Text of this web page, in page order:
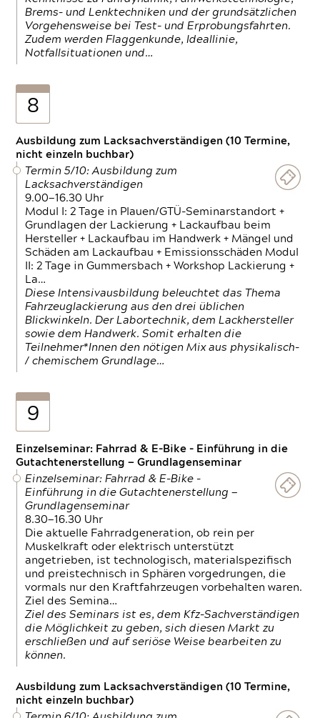
Brems- und Lenktechniken und der grundsätzlichen
Vorgehensweise bei Test- und Erprobungsfahrten.
Zudem werden Flaggenkunde, Ideallinie,
Notfallsituationen und…
8
Ausbildung zum Lacksachverständigen (10 Termine,
nicht einzeln buchbar)
Termin 5/10: Ausbildung zum
Lacksachverständigen
9.00—16.30 Uhr
Modul I: 2 Tage in Plauen/GTÜ-Seminarstandort +
Grundlagen der Lackierung + Lackaufbau beim
Hersteller + Lackaufbau im Handwerk + Mängel und
Schäden am Lackaufbau + Emissionsschäden Modul
II: 2 Tage in Gummersbach + Workshop Lackierung +
La…
Diese Intensivausbildung beleuchtet das Thema
Fahrzeuglackierung aus den drei üblichen
Blickwinkeln. Der Labortechnik, dem Lackhersteller
sowie dem Handwerk. Somit erhalten die
Teilnehmer*Innen den nötigen Mix aus physikalisch-
/ chemischem Grundlage…
9
Einzelseminar: Fahrrad & E-Bike - Einführung in die
Gutachtenerstellung — Grundlagenseminar
Einzelseminar: Fahrrad & E-Bike -
Einführung in die Gutachtenerstellung —
Grundlagenseminar
8.30—16.30 Uhr
Die aktuelle Fahrradgeneration, ob rein per
Muskelkraft oder elektrisch unterstützt
angetrieben, ist technologisch, materialspezifisch
und preistechnisch in Sphären vorgedrungen, die
vormals nur den Kraftfahrzeugen vorbehalten waren.
Ziel des Semina…
Ziel des Seminars ist es, dem Kfz-Sachverständigen
die Möglichkeit zu geben, sich diesen Markt zu
erschließen und auf seriöse Weise bearbeiten zu
können.
Ausbildung zum Lacksachverständigen (10 Termine,
nicht einzeln buchbar)